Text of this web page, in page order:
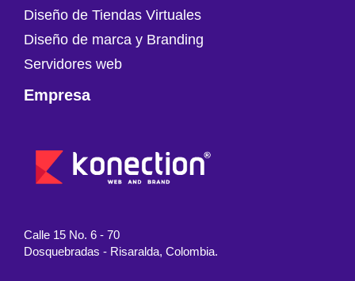
Diseño de Tiendas Virtuales
Diseño de marca y Branding
Servidores web
Empresa
Calle 15 No. 6 - 70
Dosquebradas - Risaralda, Colombia.